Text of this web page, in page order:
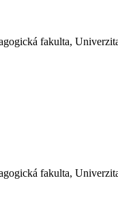
fakulta,
fakulta,